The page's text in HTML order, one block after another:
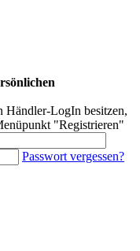
Händler-LogIn besitzen,
"Registrieren"
Passwort vergessen?